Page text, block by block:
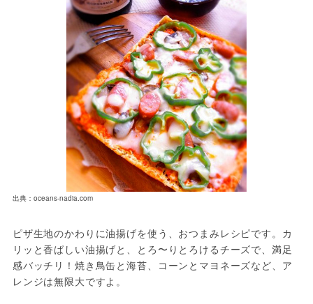
出典：oceans-nadia.com
ピザ生地のかわりに油揚げを使う、おつまみレシピです。カ
リッと香ばしい油揚げと、とろ〜りとろけるチーズで、満足
感バッチリ！焼き鳥缶と海苔、コーンとマヨネーズなど、ア
レンジは無限大ですよ。